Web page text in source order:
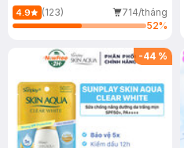
4.9 (123)
714/tháng
52%
-44 %